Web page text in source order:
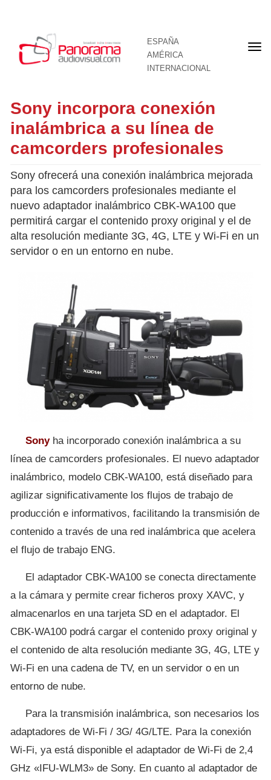
ESPAÑA
AMÉRICA
INTERNACIONAL
Sony incorpora conexión
inalámbrica a su línea de
camcorders profesionales
Sony ofrecerá una conexión inalámbrica mejorada
para los camcorders profesionales mediante el
nuevo adaptador inalámbrico CBK-WA100 que
permitirá cargar el contenido proxy original y el de
alta resolución mediante 3G, 4G, LTE y Wi-Fi en un
servidor o en un entorno en nube.
Sonyha incorporado conexión inalámbrica a su
línea de camcorders profesionales. El nuevo adaptador
inalámbrico, modelo CBK-WA100, está diseñado para
agilizar significativamente los flujos de trabajo de
producción e informativos, facilitando la transmisión de
contenido a través de una red inalámbrica que acelera
el flujo de trabajo ENG.
El adaptador CBK-WA100 se conecta directamente
a la cámara y permite crear ficheros proxy XAVC, y
almacenarlos en una tarjeta SD en el adaptador. El
CBK-WA100 podrá cargar el contenido proxy original y
el contenido de alta resolución mediante 3G, 4G, LTE y
Wi-Fi en una cadena de TV, en un servidor o en un
entorno de nube.
Para la transmisión inalámbrica, son necesarios los
adaptadores de Wi-Fi / 3G/ 4G/LTE. Para la conexión
Wi-Fi, ya está disponible el adaptador de Wi-Fi de 2,4
GHz «IFU-WLM3» de Sony. En cuanto al adaptador de